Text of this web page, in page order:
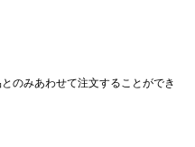
のみあわせて注文することができ